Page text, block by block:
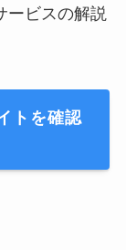
ービスの解説
トを確認